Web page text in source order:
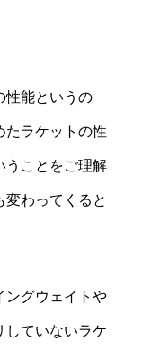
性能というの
たラケットの性
うことをご理解
わってくると
ングウェイトや
していないラケ